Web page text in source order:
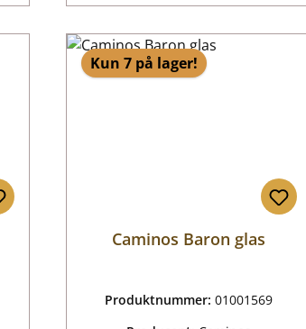
Kun 7 på lager!
Caminos Baron glas
Produktnummer:01001569